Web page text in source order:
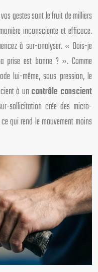
gestes sont le fruit de milliers
inconsciente et efficace.
à sur-analyser. « Dois-je
prise est bonne ? ». Comme
lui-même, sous pression, le
à un contrôle conscient
sollicitation crée des micro-
qui rend le mouvement moins